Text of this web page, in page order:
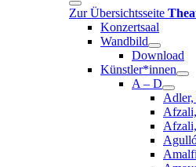
Zur Übersichtsseite
Konzertsaal
Wandbild
Download
Künstler*innen
A – D
Adler,